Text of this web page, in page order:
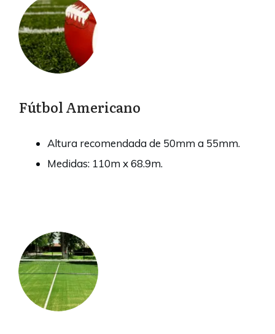
Fútbol Americano
Altura recomendada de 50mm a 55mm.
Medidas: 110m x 68.9m.